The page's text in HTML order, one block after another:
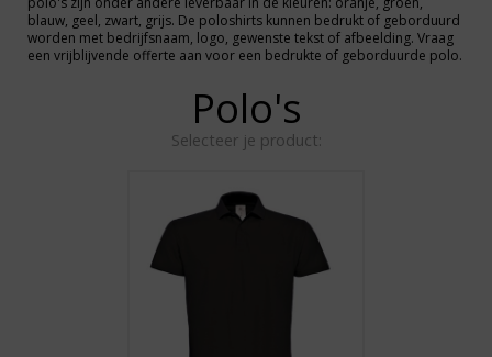
blauw, geel, zwart, grijs. De poloshirts kunnen bedrukt of geborduurd
worden met bedrijfsnaam, logo, gewenste tekst of afbeelding. Vraag
een vrijblijvende offerte aan voor een bedrukte of geborduurde polo.
Polo's
Selecteer je product: